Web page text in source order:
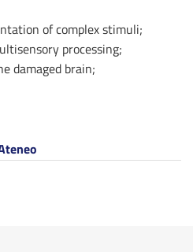
of complex stimuli;
processing;
damaged brain;